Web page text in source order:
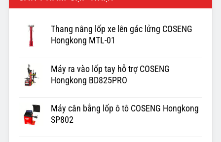
Thang nâng lốp xe lên gác lửng COSENG
Hongkong MTL-01
Máy ra vào lốp tay hỗ trợ COSENG
Hongkong BD825PRO
Máy cân bằng lốp ô tô COSENG Hongkong
SP802